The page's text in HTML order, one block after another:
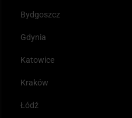
Bydgoszcz
Gdynia
Katowice
Kraków
Łódź